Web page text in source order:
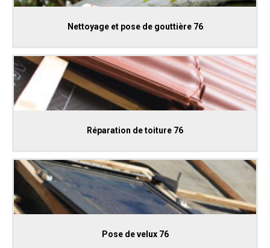
Nettoyage et pose de gouttière 76
Réparation de toiture 76
Pose de velux 76